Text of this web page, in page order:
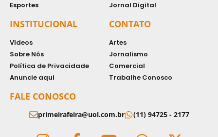
Esportes
Jornal Digital
INSTITUCIONAL
Vídeos
Sobre Nós
Política de Privacidade
Anuncie aqui
CONTATO
Artes
Jornalismo
Comercial
Trabalhe Conosco
FALE CONOSCO
primeirafeira@uol.com.br (11) 94725 - 2177